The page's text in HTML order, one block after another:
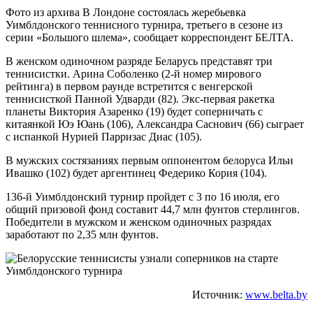
Фото из архива В Лондоне состоялась жеребьевка
Уимблдонского теннисного турнира, третьего в сезоне из
серии «Большого шлема», сообщает корреспондент БЕЛТА.
В женском одиночном разряде Беларусь представят три
теннисистки. Арина Соболенко (2-й номер мирового
рейтинга) в первом раунде встретится с венгерской
теннисисткой Панной Удварди (82). Экс-первая ракетка
планеты Виктория Азаренко (19) будет соперничать с
китаянкой Юэ Юань (106), Александра Саснович (66) сыграет
с испанкой Нурией Парризас Диас (105).
В мужских состязаниях первым оппонентом белоруса Ильи
Ивашко (102) будет аргентинец Федерико Кория (104).
136-й Уимблдонский турнир пройдет с 3 по 16 июля, его
общий призовой фонд составит 44,7 млн фунтов стерлингов.
Победители в мужском и женском одиночных разрядах
заработают по 2,35 млн фунтов.
Источник: www.belta.by